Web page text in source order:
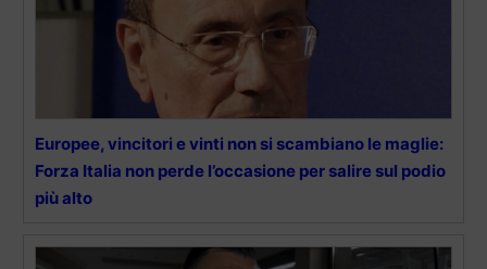
Europee, vincitori e vinti non si scambiano le maglie:
Forza Italia non perde l’occasione per salire sul podio
più alto